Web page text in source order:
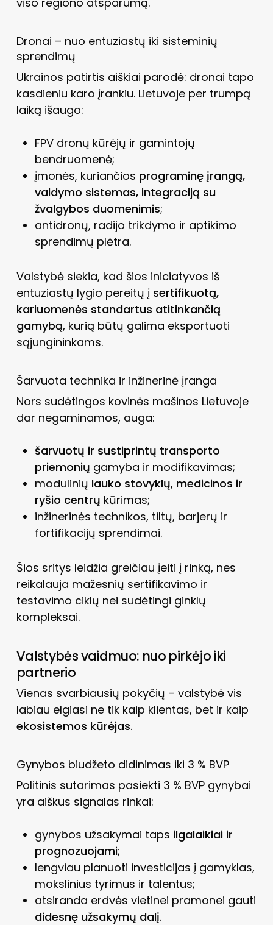
Dronai – nuo entuziastų iki sisteminių
sprendimų
Ukrainos patirtis aiškiai parodė: dronai tapo
kasdieniu karo įrankiu. Lietuvoje per trumpą
laiką išaugo:
FPV dronų kūrėjų ir gamintojų
bendruomenė;
įmonės, kuriančios programinę įrangą,
valdymo sistemas, integraciją su
žvalgybos duomenimis;
antidronų, radijo trikdymo ir aptikimo
sprendimų plėtra.
Valstybė siekia, kad šios iniciatyvos iš
entuziastų lygio pereitų į sertifikuotą,
kariuomenės standartus atitinkančią
gamybą, kurią būtų galima eksportuoti
sąjungininkams.
Šarvuota technika ir inžinerinė įranga
Nors sudėtingos kovinės mašinos Lietuvoje
dar negaminamos, auga:
šarvuotų ir sustiprintų transporto
priemonių gamyba ir modifikavimas;
modulinių lauko stovyklų, medicinos ir
ryšio centrų kūrimas;
inžinerinės technikos, tiltų, barjerų ir
fortifikacijų sprendimai.
Šios sritys leidžia greičiau įeiti į rinką, nes
reikalauja mažesnių sertifikavimo ir
testavimo ciklų nei sudėtingi ginklų
kompleksai.
Valstybės vaidmuo: nuo pirkėjo iki
partnerio
Vienas svarbiausių pokyčių – valstybė vis
labiau elgiasi ne tik kaip klientas, bet ir kaip
ekosistemos kūrėjas.
Gynybos biudžeto didinimas iki 3 % BVP
Politinis sutarimas pasiekti 3 % BVP gynybai
yra aiškus signalas rinkai:
gynybos užsakymai taps ilgalaikiai ir
prognozuojami;
lengviau planuoti investicijas į gamyklas,
mokslinius tyrimus ir talentus;
atsiranda erdvės vietinei pramonei gauti
didesnę užsakymų dalį.